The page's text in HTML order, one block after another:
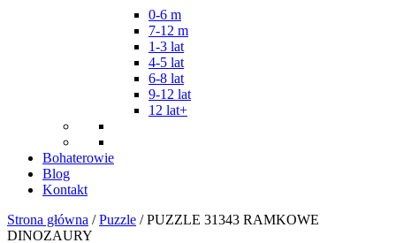
0-6 m
7-12 m
1-3 lat
4-5 lat
6-8 lat
9-12 lat
12 lat+
Bohaterowie
Blog
Kontakt
Strona główna /Puzzle / PUZZLE 31343 RAMKOWE
DINOZAURY